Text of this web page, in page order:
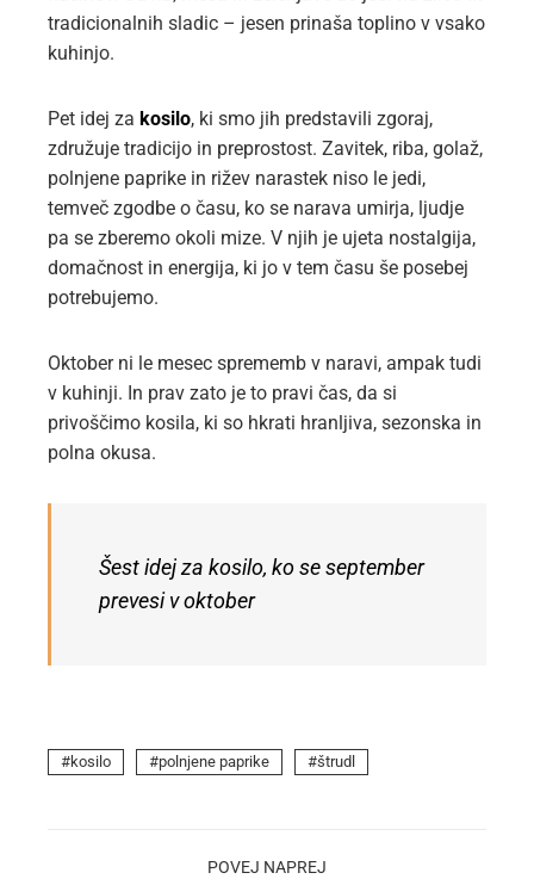
tradicionalnih sladic – jesen prinaša toplino v vsako
kuhinjo.
Pet idej za kosilo, ki smo jih predstavili zgoraj,
združuje tradicijo in preprostost. Zavitek, riba, golaž,
polnjene paprike in rižev narastek niso le jedi,
temveč zgodbe o času, ko se narava umirja, ljudje
pa se zberemo okoli mize. V njih je ujeta nostalgija,
domačnost in energija, ki jo v tem času še posebej
potrebujemo.
Oktober ni le mesec sprememb v naravi, ampak tudi
v kuhinji. In prav zato je to pravi čas, da si
privoščimo kosila, ki so hkrati hranljiva, sezonska in
polna okusa.
Šest idej za kosilo, ko se september
prevesi v oktober
kosilo polnjene paprike štrudl
POVEJ NAPREJ